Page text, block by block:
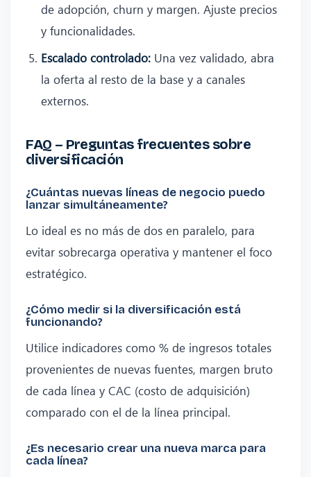
de adopción, churn y margen. Ajuste precios
y funcionalidades.
Escalado controlado: Una vez validado, abra
la oferta al resto de la base y a canales
externos.
FAQ – Preguntas frecuentes sobre
diversificación
¿Cuántas nuevas líneas de negocio puedo
lanzar simultáneamente?
Lo ideal es no más de dos en paralelo, para
evitar sobrecarga operativa y mantener el foco
estratégico.
¿Cómo medir si la diversificación está
funcionando?
Utilice indicadores como % de ingresos totales
provenientes de nuevas fuentes, margen bruto
de cada línea y CAC (costo de adquisición)
comparado con el de la línea principal.
¿Es necesario crear una nueva marca para
cada línea?